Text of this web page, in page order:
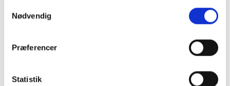
Nødvendig
Præferencer
Statistik
så du altid kan finde de bedste produkter til din hunds
pelspleje.
trimmeværktøj
Ideelle til at fjerne døde hår fra
ruhårede racer.